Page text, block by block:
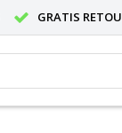
GRATIS